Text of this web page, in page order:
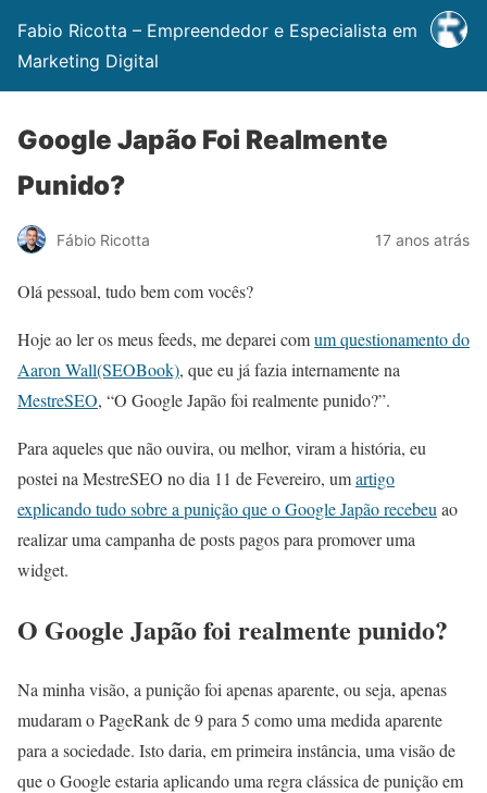
Fabio Ricotta – Empreendedor e Especialista em
Marketing Digital
Google Japão Foi Realmente
Punido?
Fábio Ricotta 17 anos atrás
Olá pessoal, tudo bem com vocês?
Hoje ao ler os meus feeds, me deparei comum questionamento do
Aaron Wall(SEOBook), que eu já fazia internamente na
MestreSEO, “O Google Japão foi realmente punido?”.
Para aqueles que não ouvira, ou melhor, viram a história, eu
postei na MestreSEO no dia 11 de Fevereiro, umartigo
explicando tudo sobre a punição que o Google Japão recebeu ao
realizar uma campanha de posts pagos para promover uma
widget.
O Google Japão foi realmente punido?
Na minha visão, a punição foi apenas aparente, ou seja, apenas
mudaram o PageRank de 9 para 5 como uma medida aparente
para a sociedade. Isto daria, em primeira instância, uma visão de
que o Google estaria aplicando uma regra clássica de punição em